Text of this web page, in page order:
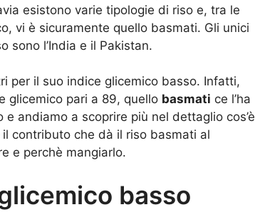
esistono varie tipologie di riso e, tra le
vi è sicuramente quello basmati. Gli unici
sono l’India e il Pakistan.
per il suo indice glicemico basso. Infatti,
glicemico pari a 89, quello basmati ce l’ha
andiamo a scoprire più nel dettaglio cos’è
contributo che dà il riso basmati al
e perchè mangiarlo.
basso